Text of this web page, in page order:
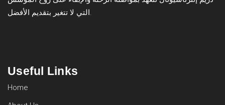
التي لا تتغير بتقديم الأفضل.
Useful Links
Home